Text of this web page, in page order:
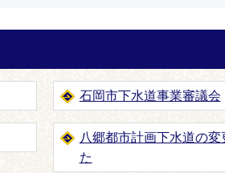
石岡市下水道事業審議会
八郷都市計画下水道の
た